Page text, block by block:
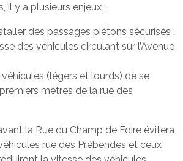
il y a plusieurs enjeux :
des passages piétons sécurisés ;
des véhicules circulant sur l’Avenue
(légers et lourds) de se
mètres de la rue des
la Rue du Champ de Foire évitera
rue des Prébendes et ceux